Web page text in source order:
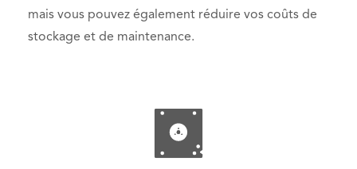
mais vous pouvez également réduire vos coûts de
stockage et de maintenance.